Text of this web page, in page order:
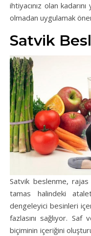
ihtiyacınız olan
olmadan uygulamak
Satvik
Satvik beslenme,
tamas halindeki
dengeleyici besinleri
fazlasını sağlıyor.
biçiminin içeriğini